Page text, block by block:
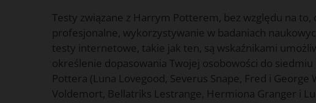
Testy związane z Harrym Potterem, bez względu na to,
profesjonalne, wykorzystywanie w badaniach
testy internetowe, takie jak ten, są wskaźnikami
określenie dopasowania Twojej osobowości do
Pottera (Luna Lovegood, Severus Snape, Fred i George
Voldemort, Bellatriks Lestrange, Hermiona Granger i